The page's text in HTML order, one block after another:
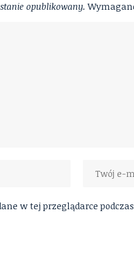
opublikowany.
w tej przeglądarce